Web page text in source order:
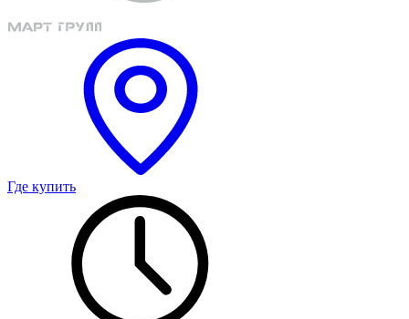
Где купить